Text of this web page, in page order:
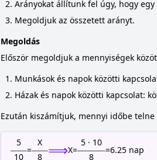
Arányokat állítunk fel úgy, hogy
Megoldjuk az összetett arányt.
Megoldás
Először megoldjuk a mennyiségek
Munkások és napok közötti
Házak és napok közötti kapcsolat:
Ezután kiszámítjuk, mennyi időbe
5
10
=
X
8 ⟹X=
5 · 10
8
=6.25 nap